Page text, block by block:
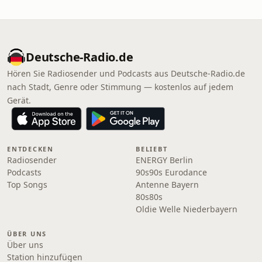
Deutsche-Radio.de
Hören Sie Radiosender und Podcasts aus Deutsche-Radio.de
nach Stadt, Genre oder Stimmung — kostenlos auf jedem
Gerät.
ENTDECKEN
Radiosender
Podcasts
Top Songs
BELIEBT
ENERGY Berlin
90s90s Eurodance
Antenne Bayern
80s80s
Oldie Welle Niederbayern
ÜBER UNS
Über uns
Station hinzufügen